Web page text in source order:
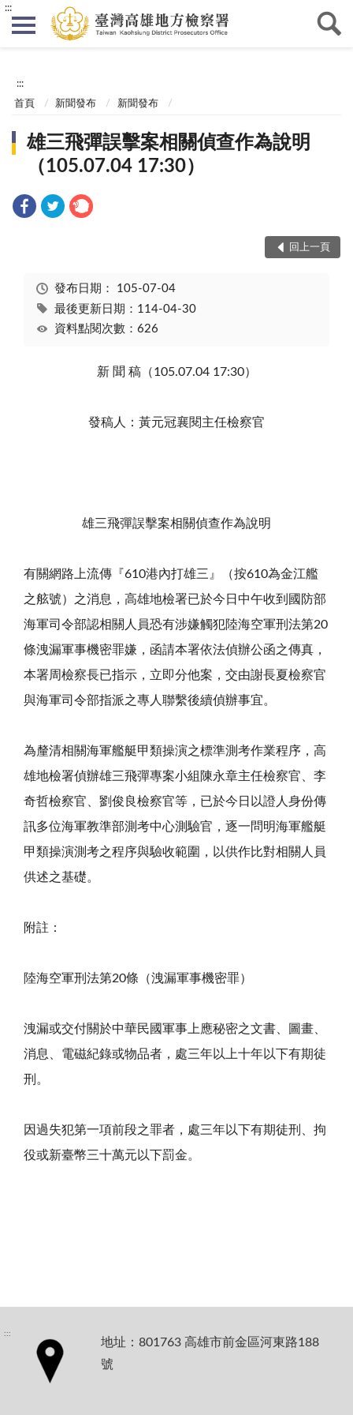
:::
:::
首頁 新聞發布 新聞發布
雄三飛彈誤擊案相關偵查作為說明
（105.07.04 17:30）
回上一頁
發布日期： 105-07-04
最後更新日期：114-04-30
資料點閱次數：626
新 聞 稿（105.07.04 17:30）
發稿人：黃元冠襄閱主任檢察官
雄三飛彈誤擊案相關偵查作為說明
有關網路上流傳『610港內打雄三』（按610為金江艦
之舷號）之消息，高雄地檢署已於今日中午收到國防部
海軍司令部認相關人員恐有涉嫌觸犯陸海空軍刑法第20
條洩漏軍事機密罪嫌，函請本署依法偵辦公函之傳真，
本署周檢察長已指示，立即分他案，交由謝長夏檢察官
與海軍司令部指派之專人聯繫後續偵辦事宜。
為釐清相關海軍艦艇甲類操演之標準測考作業程序，高
雄地檢署偵辦雄三飛彈專案小組陳永章主任檢察官、李
奇哲檢察官、劉俊良檢察官等，已於今日以證人身份傳
訊多位海軍教準部測考中心測驗官，逐一問明海軍艦艇
甲類操演測考之程序與驗收範圍，以供作比對相關人員
供述之基礎。
附註：
陸海空軍刑法第20條（洩漏軍事機密罪）
洩漏或交付關於中華民國軍事上應秘密之文書、圖畫、
消息、電磁紀錄或物品者，處三年以上十年以下有期徒
刑。
因過失犯第一項前段之罪者，處三年以下有期徒刑、拘
役或新臺幣三十萬元以下罰金。
:::
地址：801763 高雄市前金區河東路188
號